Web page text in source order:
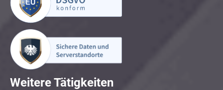
Weitere Tätigkeiten